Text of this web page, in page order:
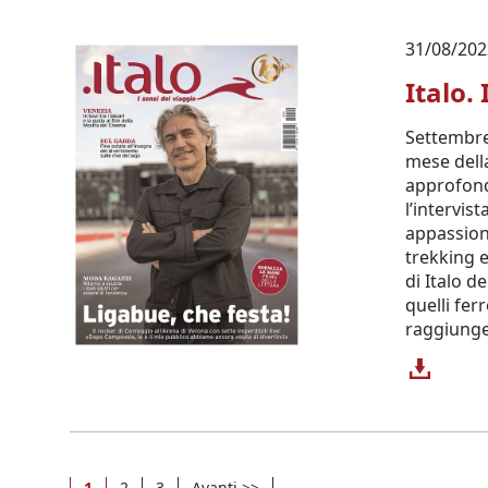
31/08/
Italo.
mese
trekking
di Italo
quelli